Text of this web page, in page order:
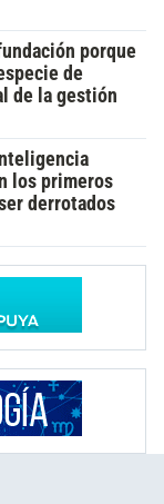
porque
de
de la gestión
los primeros
derrotados